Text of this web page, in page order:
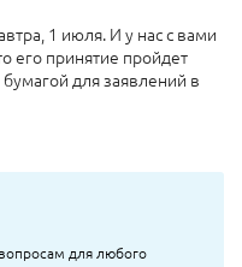
1 июля. И у нас с вами
его принятие пройдет
для заявлений в
для любого